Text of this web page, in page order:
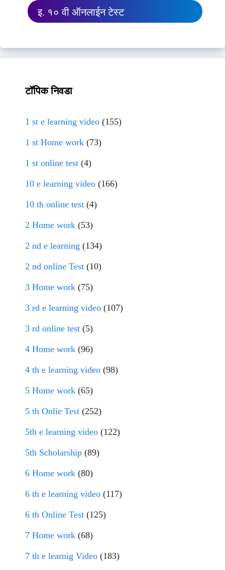
इ. १० वी ऑनलाईन टेस्ट
टॉपिक निवडा
1 st e learning video (155)
1 st Home work (73)
1 st online test (4)
10 e learning video (166)
10 th online test (4)
2 Home work (53)
2 nd e learning (134)
2 nd online Test (10)
3 Home work (75)
3 rd e learning video (107)
3 rd online test (5)
4 Home work (96)
4 th e learning video (98)
5 Home work (65)
5 th Onlie Test (252)
5th e learning video (122)
5th Scholarship (89)
6 Home work (80)
6 th e learning video (117)
6 th Online Test (125)
7 Home work (68)
7 th e learnig Video (183)